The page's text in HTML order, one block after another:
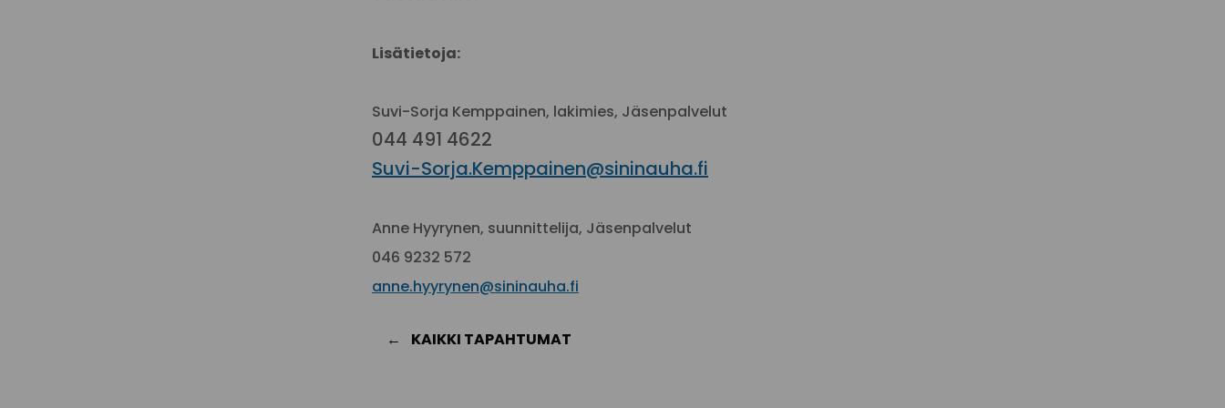
Lisätietoja:
Suvi-Sorja Kemppainen, lakimies, Jäsenpalvelut
044 491 4622
Suvi-Sorja.Kemppainen@sininauha.fi
Anne Hyyrynen, suunnittelija, Jäsenpalvelut
046 9232 572
anne.hyyrynen@sininauha.fi
KAIKKI TAPAHTUMAT